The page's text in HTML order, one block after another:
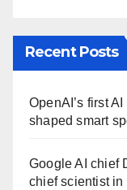
Recent Posts
OpenAI’s first
shaped smart
Google AI chief
chief scientist